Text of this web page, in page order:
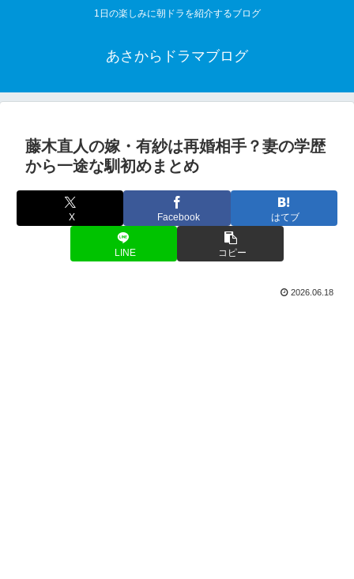
1日の楽しみに朝ドラを紹介するブログ
あさからドラマブログ
藤木直人の嫁・有紗は再婚相手？妻の学歴
から一途な馴初めまとめ
X Facebook はてブ
LINE コピー
2026.06.18